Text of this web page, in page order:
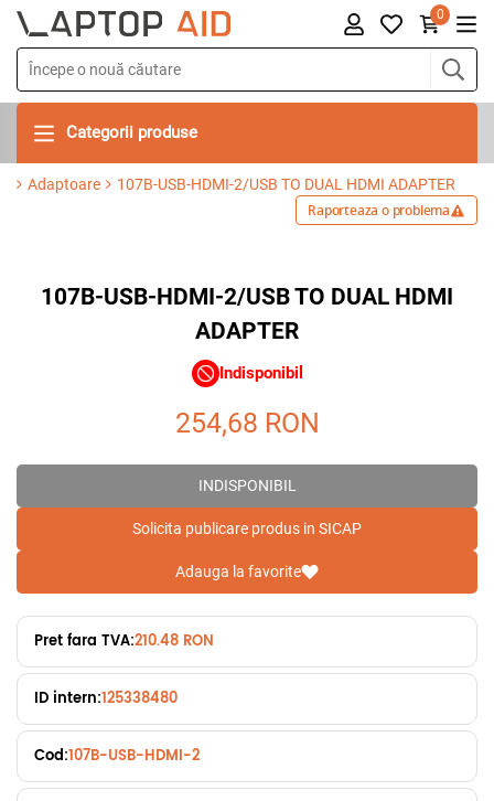
0
Categorii produse
Adaptoare 107B-USB-HDMI-2/USB TO DUAL HDMI ADAPTER
Raporteaza o problema
107B-USB-HDMI-2/USB TO DUAL HDMI
ADAPTER
Indisponibil
254,68 RON
INDISPONIBIL
Solicita publicare produs in SICAP
Adauga la favorite
Pret fara TVA:210.48 RON
ID intern:125338480
Cod:107B-USB-HDMI-2